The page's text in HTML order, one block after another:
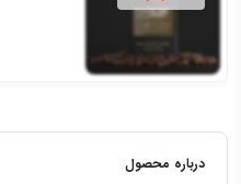
درباره محصول